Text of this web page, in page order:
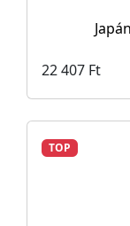
22 407 Ft
TOP